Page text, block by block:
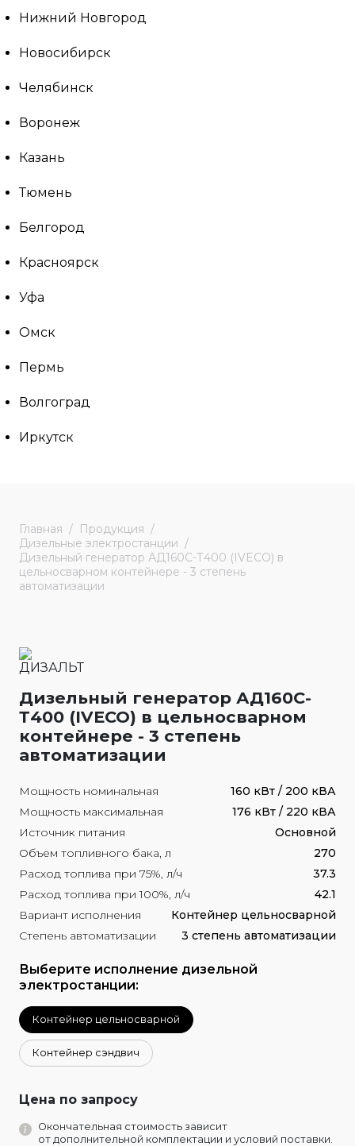
Нижний Новгород
Новосибирск
Челябинск
Воронеж
Казань
Тюмень
Белгород
Красноярск
Уфа
Омск
Пермь
Волгоград
Иркутск
Главная
Продукция
Дизельные электростанции
Дизельный генератор АД160С-Т400 (IVECO) в
цельносварном контейнере - 3 степень
автоматизации
Дизельный генератор АД160С-
Т400 (IVECO) в цельносварном
контейнере - 3 степень
автоматизации
Мощность номинальная
160 кВт / 200 кВА
Мощность максимальная
176 кВт / 220 кВА
Источник питания
Основной
Объем топливного бака, л
270
Расход топлива при 75%, л/ч
37.3
Расход топлива при 100%, л/ч
42.1
Вариант исполнения
Контейнер цельносварной
Степень автоматизации
3 степень автоматизации
Выберите исполнение дизельной
электростанции:
Контейнер цельносварной
Контейнер сэндвич
Цена по запросу
Окончательная стоимость зависит
от дополнительной комплектации и условий поставки.